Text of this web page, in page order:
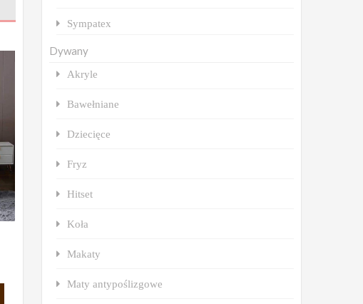
Sympatex
Dywany
Akryle
Bawełniane
Dziecięce
Fryz
Hitset
Koła
Makaty
Maty antypoślizgowe